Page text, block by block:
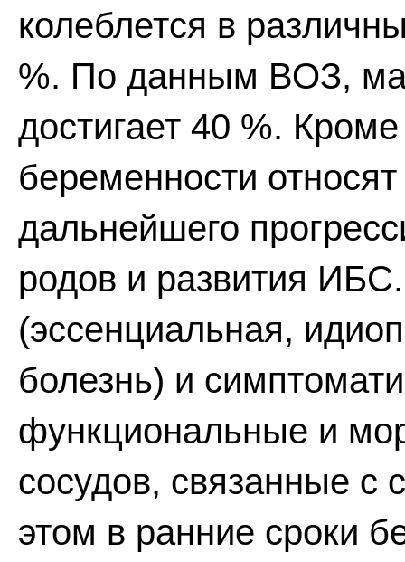
колеблется в
%. По данным ВОЗ,
достигает 40 %.
беременности
дальнейшего
родов и развития
(эссенциальная,
болезнь) и
функциональные и
сосудов, связанные с
этом в ранние сроки